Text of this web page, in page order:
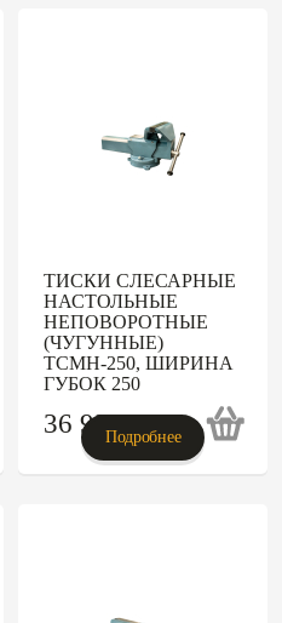
ТИСКИ СЛЕСАРНЫЕ
НАСТОЛЬНЫЕ
НЕПОВОРОТНЫЕ
(ЧУГУННЫЕ)
ТСМН-250, ШИРИНА
ГУБОК 250
36 933p
Подробнее